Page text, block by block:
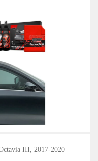
III, 2017-2020